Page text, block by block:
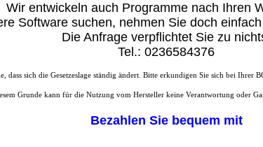
Wir entwickeln auch Programme nach Ihren
Software suchen, nehmen Sie doch
Die Anfrage verpflichtet Sie zu
Tel.: 0236584376
dass sich die Gesetzeslage ständig ändert. Bitte erkundigen Sie sich bei Ihrer
Grunde kann für die Nutzung vom Hersteller keine Verantwortung oder
Bezahlen Sie bequem mit